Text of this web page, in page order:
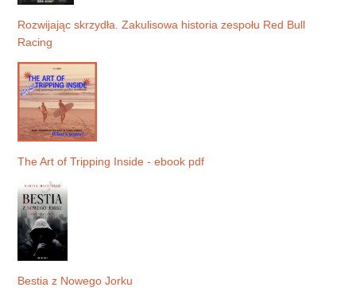
Rozwijając skrzydła. Zakulisowa historia zespołu Red Bull
Racing
The Art of Tripping Inside - ebook pdf
Bestia z Nowego Jorku